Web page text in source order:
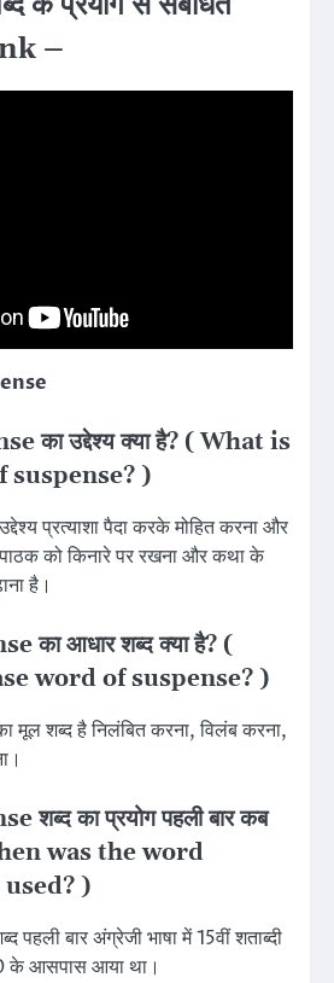
–
का उद्देश्य क्या है? ( What is
suspense? )
प्रत्याशा पैदा करके मोहित करना और
को किनारे पर रखना और कथा के
है।
का आधार शब्द क्या है? (
word of suspense? )
शब्द है निलंबित करना, विलंब करना,
शब्द का प्रयोग पहली बार कब
was the word
)
बार अंग्रेजी भाषा में 15वीं शताब्दी
के आसपास आया था।